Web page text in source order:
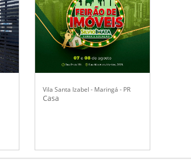
Vila Santa Izabel - Maringá - PR
Casa